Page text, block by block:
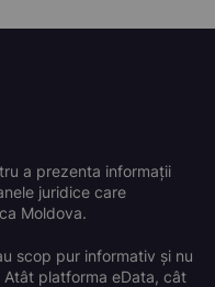
a prezenta informații
juridice care
Moldova.
scop pur informativ și nu
platforma eData, cât